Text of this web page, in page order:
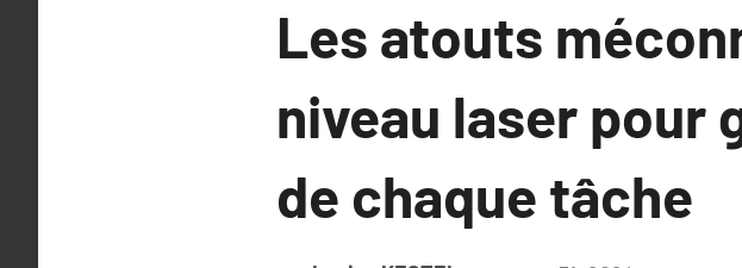
Les atouts
niveau laser pour
de chaque tâche